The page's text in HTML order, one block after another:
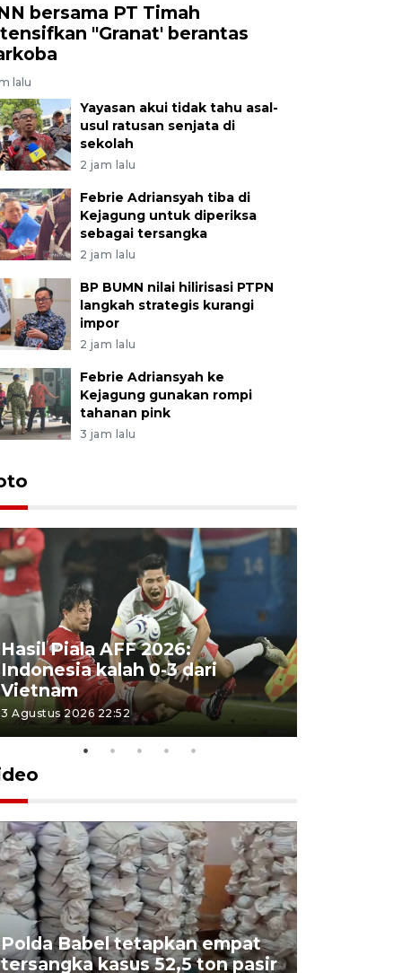
bersama PT Timah
"Granat' berantas
lalu
Yayasan akui tidak tahu asal-
usul ratusan senjata di
sekolah
2 jam lalu
Febrie Adriansyah tiba di
Kejagung untuk diperiksa
sebagai tersangka
2 jam lalu
BP BUMN nilai hilirisasi PTPN
langkah strategis kurangi
impor
2 jam lalu
Febrie Adriansyah ke
Kejagung gunakan rompi
tahanan pink
3 jam lalu
Hasil Piala AFF 2026:
Indonesia kalah 0-3 dari
Vietnam
3 Agustus 2026 22:52
Polda Babel tetapkan empat
tersangka kasus 52,5 ton pasir